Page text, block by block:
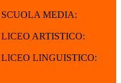
MEDIA:
ARTISTICO:
LINGUISTICO: